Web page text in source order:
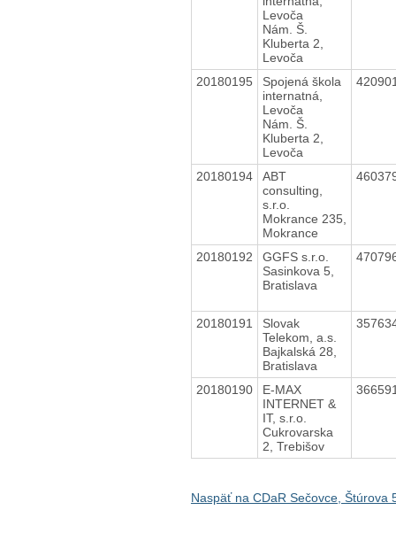
Levoča
Nám. Š.
Kluberta 2,
Levoča
20180195
Spojená škola
internatná,
Levoča
Nám. Š.
Kluberta 2,
Levoča
20180194
ABT
consulting,
s.r.o.
Mokrance 235,
Mokrance
20180192
GGFS s.r.o.
Sasinkova 5,
Bratislava
20180191
Slovak
Telekom, a.s.
Bajkalská 28,
Bratislava
20180190
E-MAX
INTERNET &
IT, s.r.o.
Cukrovarska
2, Trebišov
Naspäť na CDaR Sečovce, Štúrova